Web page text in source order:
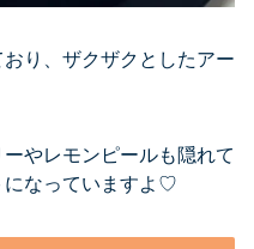
り、ザクザクとしたアー
やレモンピールも隠れて
になっていますよ♡